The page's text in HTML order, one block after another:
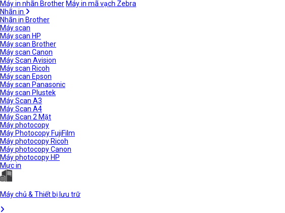
Máy in nhãn Brother Máy in mã vạch Zebra
Nhãn in
Nhãn in Brother
Máy scan
Máy scan HP
Máy scan Brother
Máy scan Canon
Máy Scan Avision
Máy scan Ricoh
Máy scan Epson
Máy scan Panasonic
Máy scan Plustek
Máy Scan A3
Máy Scan A4
Máy Scan 2 Mặt
Máy photocopy
Máy Photocopy FujiFilm
Máy photocopy Ricoh
Máy photocopy Canon
Máy photocopy HP
Mực in
Máy chủ & Thiết bị lưu trữ